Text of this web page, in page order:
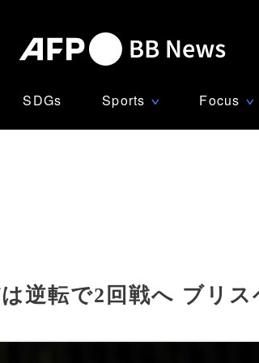
SDGs Sports ∨ Focus ∨
逆転で2回戦へ ブリス